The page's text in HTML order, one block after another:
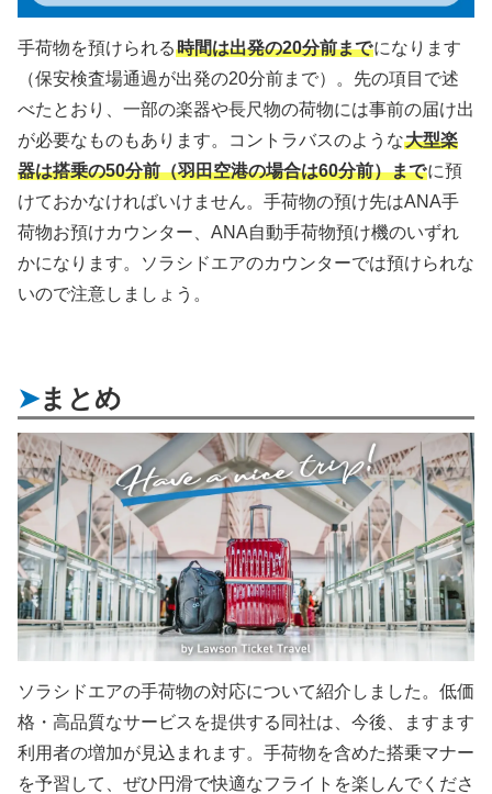
手荷物を預けられる時間は出発の20分前までになります
（保安検査場通過が出発の20分前まで）。先の項目で述
べたとおり、一部の楽器や長尺物の荷物には事前の届け出
が必要なものもあります。コントラバスのような大型楽
器は搭乗の50分前（羽田空港の場合は60分前）までに預
けておかなければいけません。手荷物の預け先はANA手
荷物お預けカウンター、ANA自動手荷物預け機のいずれ
かになります。ソラシドエアのカウンターでは預けられな
いので注意しましょう。
まとめ
ソラシドエアの手荷物の対応について紹介しました。低価
格・高品質なサービスを提供する同社は、今後、ますます
利用者の増加が見込まれます。手荷物を含めた搭乗マナー
を予習して、ぜひ円滑で快適なフライトを楽しんでくださ